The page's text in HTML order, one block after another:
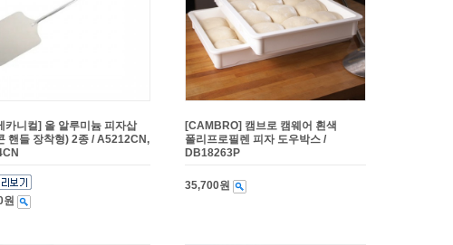
카니컬] 올 알루미늄 피자삽
핸들 장착형) 2종 / A5212CN,
원
[CAMBRO] 캠브로 캠웨어 흰색
폴리프로필렌 피자 도우박스 /
DB18263P
35,700원